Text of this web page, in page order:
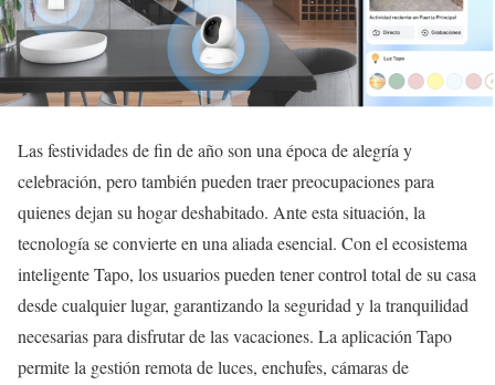
Las festividades de fin de año son una época de alegría y
celebración, pero también pueden traer preocupaciones para
quienes dejan su hogar deshabitado. Ante esta situación, la
tecnología se convierte en una aliada esencial. Con el ecosistema
inteligente Tapo, los usuarios pueden tener control total de su casa
desde cualquier lugar, garantizando la seguridad y la tranquilidad
necesarias para disfrutar de las vacaciones. La aplicación Tapo
permite la gestión remota de luces, enchufes, cámaras de